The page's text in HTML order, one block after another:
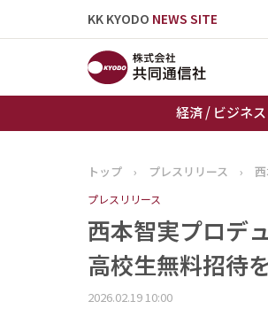
KK KYODO NEWS SITE
経済 / ビジネス
トップページ
トップ › プレスリリース ›
プレスリリース
西本智実プロデ
高校生無料招待
2026.02.19 10:00